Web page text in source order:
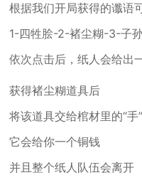
根据我们开局获得的谶语
1-四牲脍-2-褚尘糊-3-子
依次点击后，纸人会给出
获得褚尘糊道具后
将该道具交给棺材里的“手”
它会给你一个铜钱
并且整个纸人队伍会离开